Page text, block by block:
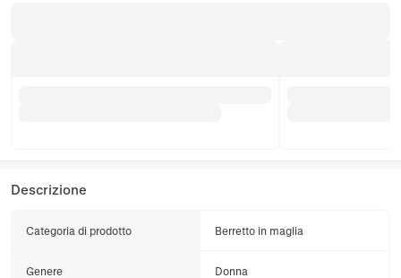
Descrizione
Categoria di prodotto Berretto in maglia
Genere Donna